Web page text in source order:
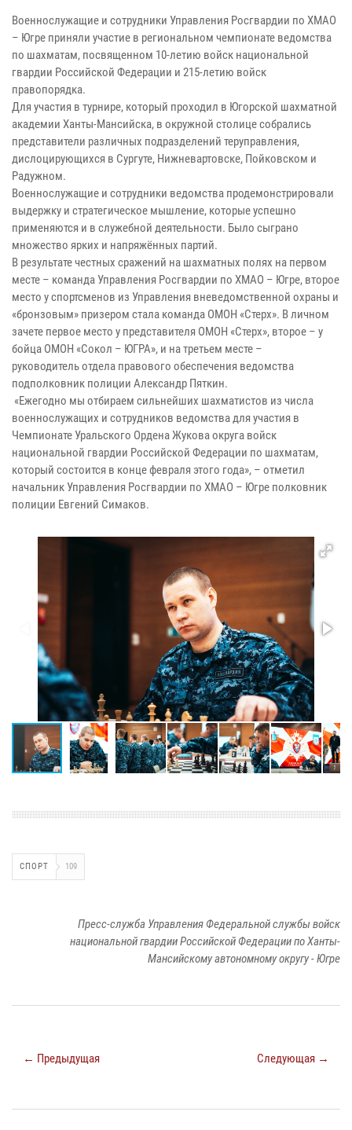
Военнослужащие и сотрудники Управления Росгвардии по ХМАО
– Югре приняли участие в региональном чемпионате ведомства
по шахматам, посвященном 10-летию войск национальной
гвардии Российской Федерации и 215-летию войск
правопорядка.
Для участия в турнире, который проходил в Югорской шахматной
академии Ханты-Мансийска, в окружной столице собрались
представители различных подразделений теруправления,
дислоцирующихся в Сургуте, Нижневартовске, Пойковском и
Радужном.
Военнослужащие и сотрудники ведомства продемонстрировали
выдержку и стратегическое мышление, которые успешно
применяются и в служебной деятельности. Было сыграно
множество ярких и напряжённых партий.
В результате честных сражений на шахматных полях на первом
месте – команда Управления Росгвардии по ХМАО – Югре, второе
место у спортсменов из Управления вневедомственной охраны и
«бронзовым» призером стала команда ОМОН «Стерх». В личном
зачете первое место у представителя ОМОН «Стерх», второе – у
бойца ОМОН «Сокол – ЮГРА», и на третьем месте –
руководитель отдела правового обеспечения ведомства
подполковник полиции Александр Пяткин.
«Ежегодно мы отбираем сильнейших шахматистов из числа
военнослужащих и сотрудников ведомства для участия в
Чемпионате Уральского Ордена Жукова округа войск
национальной гвардии Российской Федерации по шахматам,
который состоится в конце февраля этого года», – отметил
начальник Управления Росгвардии по ХМАО – Югре полковник
полиции Евгений Симаков.
СПОРТ 109
Пресс-служба Управления Федеральной службы войск
национальной гвардии Российской Федерации по Ханты-
Мансийскому автономному округу - Югре
← Предыдущая Следующая →